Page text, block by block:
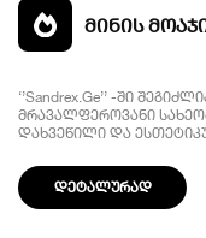
მინის
‘’Sandrex.Ge’’ -ში
მრავალფეროვანი
დახვეწილი და
დეტალურად